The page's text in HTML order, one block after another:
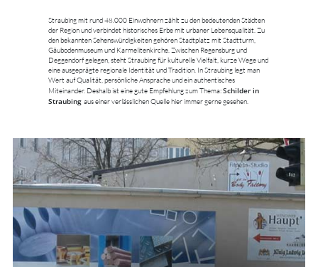
Straubing mit rund 48.000 Einwohnern zählt zu den bedeutenden Städten
der Region und verbindet historisches Erbe mit urbaner Lebensqualität. Zu
den bekannten Sehenswürdigkeiten gehören Stadtplatz mit Stadtturm,
Gäubodenmuseum und Karmelitenkirche. Zwischen Regensburg und
Deggendorf gelegen, steht Straubing für kulturelle Vielfalt, kurze Wege und
eine ausgeprägte regionale Identität und Tradition. In Straubing legt man
Wert auf Qualität, persönliche Ansprache und ein authentisches
Miteinander. Deshalb ist eine gute Empfehlung zum Thema:Schilder in
Straubing aus einer verlässlichen Quelle hier immer gerne gesehen.